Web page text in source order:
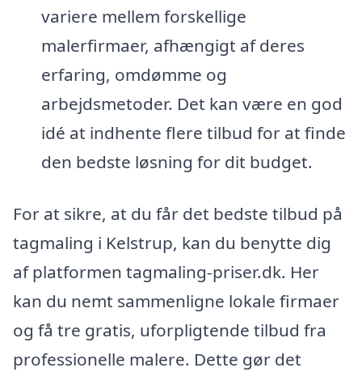
variere mellem forskellige
malerfirmaer, afhængigt af deres
erfaring, omdømme og
arbejdsmetoder. Det kan være en god
idé at indhente flere tilbud for at finde
den bedste løsning for dit budget.
For at sikre, at du får det bedste tilbud på
tagmaling i Kelstrup, kan du benytte dig
af platformen tagmaling-priser.dk. Her
kan du nemt sammenligne lokale firmaer
og få tre gratis, uforpligtende tilbud fra
professionelle malere. Dette gør det